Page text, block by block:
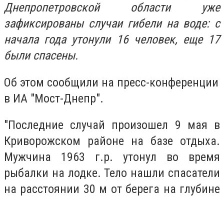
Днепропетровской области уже
зафиксированы случаи гибели на воде: с
начала года утонули 16 человек, еще 17
были спасены.
Об этом сообщили на пресс-конференции
в ИА "Мост-Днепр".
"Последние случай произошел 9 мая в
Криворожском районе на базе отдыха.
Мужчина 1963 г.р. утонул во время
рыбалки на лодке. Тело нашли спасатели
на расстоянии 30 м от берега на глубине